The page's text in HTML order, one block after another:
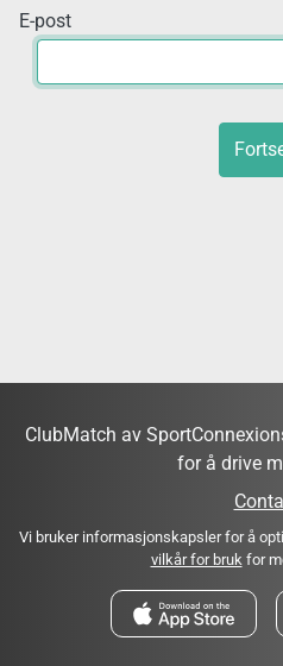
E-post
ClubMatch av
for å drive
Vi bruker informasjonskapsler for å
vilkår for brukfor